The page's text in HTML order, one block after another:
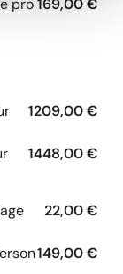
pro169,00 €
1209,00 €
1448,00 €
22,00 €
149,00 €